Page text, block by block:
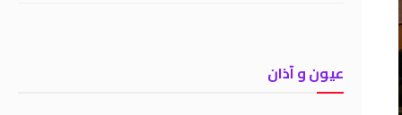
عيون و آذان